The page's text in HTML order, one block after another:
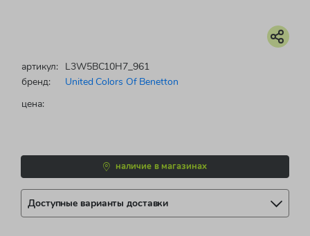
артикул: L3W5BC10H7_961
бренд:
United Colors Of Benetton
цена:
наличие в магазинах
Доступные варианты доставки